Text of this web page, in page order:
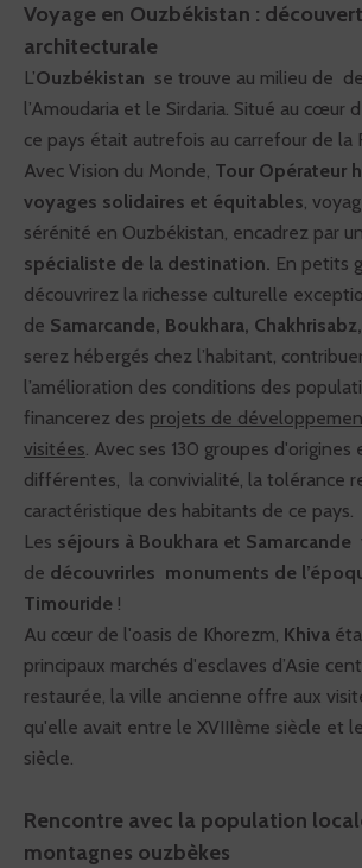
Voyage en Ouzbékistan :
architecturale
L’Ouzbékistan se trouve au milieu de
l’Amoudaria et le Sirdaria. Situé au cœur
ce pays était autrefois au carrefour de la
Avec Vision du Monde, Tour Opérateur
voyages solidaires et équitables,
sérénité en Ouzbékistan, encadrez par un
spécialiste de la destination. En petits
découvrirez la richesse culturelle
de Samarcande, Boukhara,
serez hébergés chez l’habitant,
l’amélioration des conditions des
financerez des projets de
visitées. Avec ses 130 groupes d'origines
différentes, la convivialité, la tolérance
caractéristique des habitants de ce pays.
Les séjours à Boukhara et Samarcande
de découvrirles monuments de
Timouride !
Au cœur de l'oasis de Khorezm, Khiva
principaux marchés d'esclaves d’Asie
restaurée, la ville ancienne offre aux
qu'elle avait entre le XVIIIème siècle et
siècle.
Rencontre avec la population
montagnes ouzbèkes